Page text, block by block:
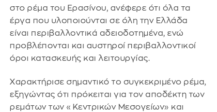
στο ρέμα του Ερασίνου, ανέφερε ότι όλα τα
έργα που υλοποιούνται σε όλη την Ελλάδα
είναι περιβαλλοντικά αδειοδοτημένα, ενώ
προβλέπονται και αυστηροί περιβαλλοντικοί
όροι κατασκευής και λειτουργίας.
Χαρακτήρισε σημαντικό το συγκεκριμένο ρέμα,
εξηγώντας ότι πρόκειται για τον αποδέκτη των
ρεμάτων των «Κεντρικών Μεσογείων» και